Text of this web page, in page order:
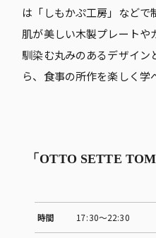
は「しもかぷ工房」など
肌が美しい木製プレートや
馴染む丸みのあるデザイン
ら、食事の所作を楽しく学
「OTTO SETTE
時間 17:30～22:30